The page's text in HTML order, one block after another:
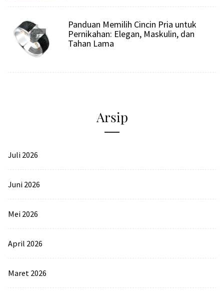
5
Panduan Memilih Cincin Pria untuk
Pernikahan: Elegan, Maskulin, dan
Tahan Lama
Arsip
Juli 2026
Juni 2026
Mei 2026
April 2026
Maret 2026